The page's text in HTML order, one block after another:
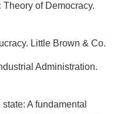
of Democracy.
Little Brown & Co.
Administration.
A fundamental